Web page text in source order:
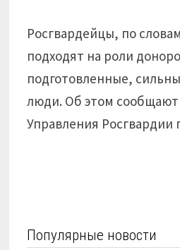
Росгвардейцы, по
подходят на роли
подготовленные,
люди. Об этом сообщают
Управления Росгвардии
Популярные новости